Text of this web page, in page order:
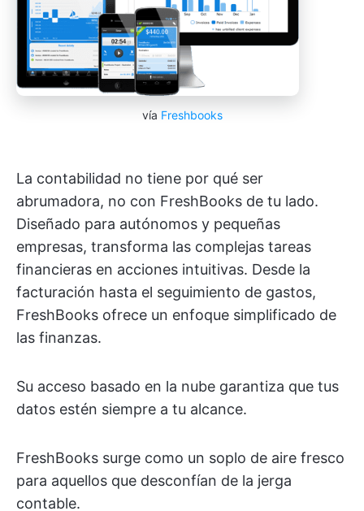
vía Freshbooks
La contabilidad no tiene por qué ser
abrumadora, no con FreshBooks de tu lado.
Diseñado para autónomos y pequeñas
empresas, transforma las complejas tareas
financieras en acciones intuitivas. Desde la
facturación hasta el seguimiento de gastos,
FreshBooks ofrece un enfoque simplificado de
las finanzas.
Su acceso basado en la nube garantiza que tus
datos estén siempre a tu alcance.
FreshBooks surge como un soplo de aire fresco
para aquellos que desconfían de la jerga
contable.